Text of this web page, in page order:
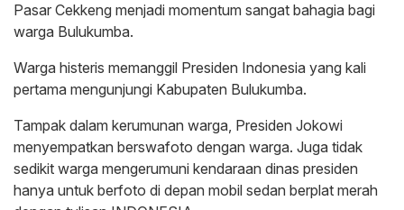
Pasar Cekkeng menjadi momentum sangat bahagia bagi
warga Bulukumba.
Warga histeris memanggil Presiden Indonesia yang kali
pertama mengunjungi Kabupaten Bulukumba.
Tampak dalam kerumunan warga, Presiden Jokowi
menyempatkan berswafoto dengan warga. Juga tidak
sedikit warga mengerumuni kendaraan dinas presiden
hanya untuk berfoto di depan mobil sedan berplat merah